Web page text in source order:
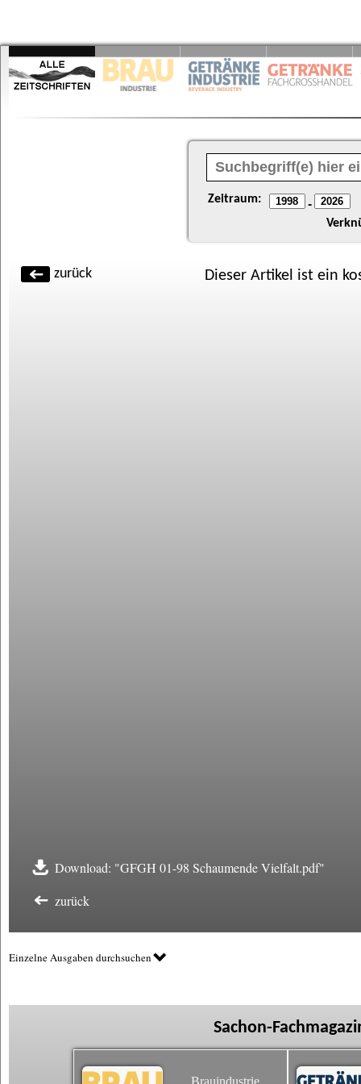
Zeitraum: -
zurück Dieser Artikel ist ein
Download: "GFGH 01-98 Schaumende Vielfalt.pdf"
zurück
Einzelne Ausgaben durchsuchen
Sachon-
Brauindustrie